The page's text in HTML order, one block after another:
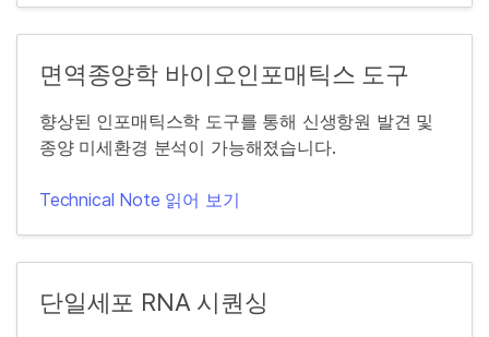
면역종양학 바이오인포매틱스 도구
향상된 인포매틱스학 도구를 통해 신생항원 발견 및
종양 미세환경 분석이 가능해졌습니다.
Technical Note 읽어 보기
단일세포 RNA 시퀀싱